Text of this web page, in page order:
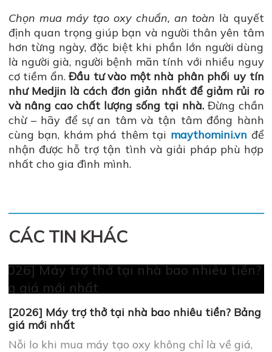
Chọn mua máy tạo oxy chuẩn, an toàn là quyết
định quan trọng giúp bạn và người thân yên tâm
hơn từng ngày, đặc biệt khi phần lớn người dùng
là người già, người bệnh mãn tính với nhiều nguy
cơ tiềm ẩn.Đầu tư vào một nhà phân phối uy tín
như Medjin là cách đơn giản nhất để giảm rủi ro
và nâng cao chất lượng sống tại nhà.Đừng chần
chừ – hãy để sự an tâm và tận tâm đồng hành
cùng bạn, khám phá thêm tại maythomini.vn để
nhận được hỗ trợ tận tình và giải pháp phù hợp
nhất cho gia đình mình.
CÁC TIN KHÁC
[2026] Máy trợ thở tại nhà bao nhiêu tiền? Bảng
giá mới nhất
Nỗi lo khi mua máy tạo oxy không chỉ là về giá,
mà còn là làm sao để người thân được an toàn,
tránh rủi ro từ thiết bị kém chất ...